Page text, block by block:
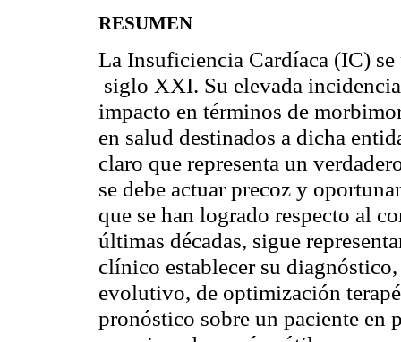
RESUMEN
La Insuficiencia Cardíaca (IC)
siglo XXI. Su elevada
impacto en términos de
en salud destinados a dicha
claro que representa un
se debe actuar precoz y
que se han logrado respecto al
últimas décadas, sigue
clínico establecer su
evolutivo, de optimización
pronóstico sobre un paciente en